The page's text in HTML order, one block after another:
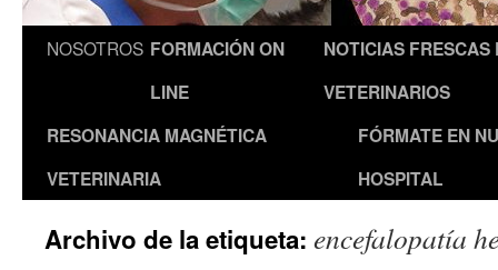
NOSOTROS FORMACIÓN ON
LINE
NOTICIAS FRESCAS
VETERINARIOS
RESONANCIA MAGNÉTICA
VETERINARIA
FÓRMATE EN
HOSPITAL
Archivo de la etiqueta: encefalopatía